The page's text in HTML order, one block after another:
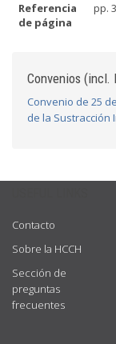
Referencia
de página
pp.
Convenios (incl.
Convenio de 25
de la Sustracción
Contacto
Sobre la HCCH
Sección de
preguntas
frecuentes